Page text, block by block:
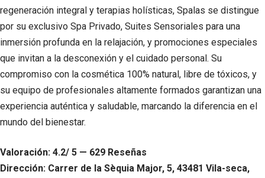
regeneración integral y terapias holísticas, Spalas se distingue
por su exclusivo Spa Privado, Suites Sensoriales para una
inmersión profunda en la relajación, y promociones especiales
que invitan a la desconexión y el cuidado personal. Su
compromiso con la cosmética 100% natural, libre de tóxicos, y
su equipo de profesionales altamente formados garantizan una
experiencia auténtica y saludable, marcando la diferencia en el
mundo del bienestar.
Valoración: 4.2/ 5 — 629 Reseñas
Dirección: Carrer de la Sèquia Major, 5, 43481 Vila-seca,